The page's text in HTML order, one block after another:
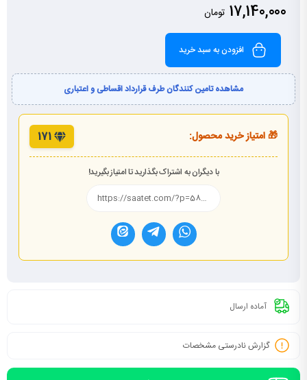
17,140,000 تومان
افزودن به سبد خرید
مشاهده تامین کنندگان طرف قرارداد اقساطی و اعتباری
🎁 امتیاز خرید محصول: 171
با دیگران به اشتراک بگذارید تا امتیاز بگیرید!
آماده ارسال
گزارش نادرستی مشخصات